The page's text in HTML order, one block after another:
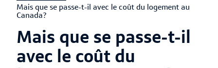
Mais que se passe-t-il avec le coût du logement au
Canada?
Mais que se passe-t-il
avec le coût du